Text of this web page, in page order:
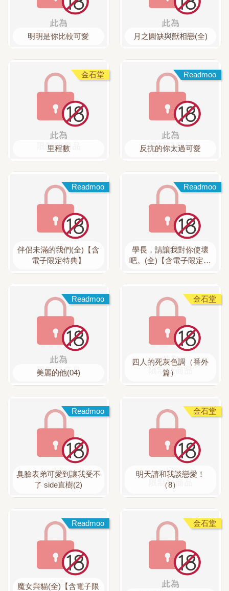
明明是你比較可愛 月之圓缺與獸相戀(全)
金石堂
里程數
Readmoo
反抗的你太過可愛
Readmoo
伴侶未滿的我們(全)【含
電子限定特典】
Readmoo
學長，請讓我對你使壞
吧。(全)【含電子限定特
典】
Readmoo
美麗的他(04)
金石堂
四人的死灰色調（番外
篇）
Readmoo
臭臉表弟可愛到讓我受不
了 side直樹(2)
金石堂
明天請和我談戀愛！
（8）
Readmoo
魔女與貓(全)【含電子限
金石堂